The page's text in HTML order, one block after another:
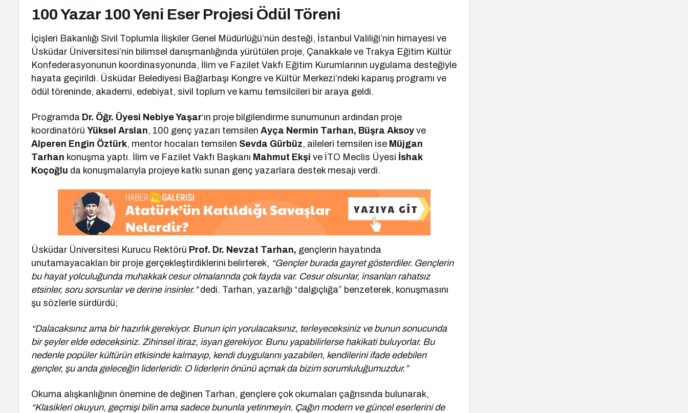
100 Yazar 100 Yeni Eser Projesi Ödül Töreni
İçişleri Bakanlığı Sivil Toplumla İlişkiler Genel Müdürlüğü’nün desteği, İstanbul Valiliği’nin himayesi ve
Üsküdar Üniversitesi’nin bilimsel danışmanlığında yürütülen proje, Çanakkale ve Trakya Eğitim Kültür
Konfederasyonunun koordinasyonunda, İlim ve Fazilet Vakfı Eğitim Kurumlarının uygulama desteğiyle
hayata geçirildi. Üsküdar Belediyesi Bağlarbaşı Kongre ve Kültür Merkezi’ndeki kapanış programı ve
ödül töreninde, akademi, edebiyat, sivil toplum ve kamu temsilcileri bir araya geldi.
Programda Dr. Öğr. Üyesi Nebiye Yaşar‘ın proje bilgilendirme sunumunun ardından proje
koordinatörüYüksel Arslan, 100 genç yazarı temsilenAyça Nermin Tarhan, Büşra Aksoy ve
Alperen Engin Öztürk, mentor hocaları temsilen Sevda Gürbüz, aileleri temsilen ise Müjgan
Tarhan konuşma yaptı. İlim ve Fazilet Vakfı Başkanı Mahmut Ekşive İTO Meclis Üyesi İshak
Koçoğlu da konuşmalarıyla projeye katkı sunan genç yazarlara destek mesajı verdi.
Üsküdar Üniversitesi Kurucu Rektörü Prof. Dr. Nevzat Tarhan, gençlerin hayatında
unutamayacakları bir proje gerçekleştirdiklerini belirterek, “Gençler burada gayret gösterdiler. Gençlerin
bu hayat yolculuğunda muhakkak cesur olmalarında çok fayda var. Cesur olsunlar, insanları rahatsız
etsinler, soru sorsunlar ve derine insinler.”dedi. Tarhan, yazarlığı “dalgıçlığa” benzeterek, konuşmasını
şu sözlerle sürdürdü;
“Dalacaksınız ama bir hazırlık gerekiyor. Bunun için yorulacaksınız, terleyeceksiniz ve bunun sonucunda
bir şeyler elde edeceksiniz. Zihinsel itiraz, isyan gerekiyor. Bunu yapabilirlerse hakikati buluyorlar. Bu
nedenle popüler kültürün etkisinde kalmayıp, kendi duygularını yazabilen, kendilerini ifade edebilen
gençler, şu anda geleceğin liderleridir. O liderlerin önünü açmak da bizim sorumluluğumuzdur.”
Okuma alışkanlığının önemine de değinen Tarhan, gençlere çok okumaları çağrısında bulunarak,
“Klasikleri okuyun, geçmişi bilin ama sadece bununla yetinmeyin. Çağın modern ve güncel eserlerini de